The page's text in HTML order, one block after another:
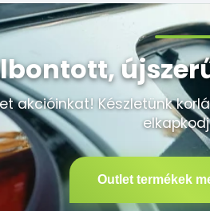
akcióinkat! Készletünk
Outlet termékek